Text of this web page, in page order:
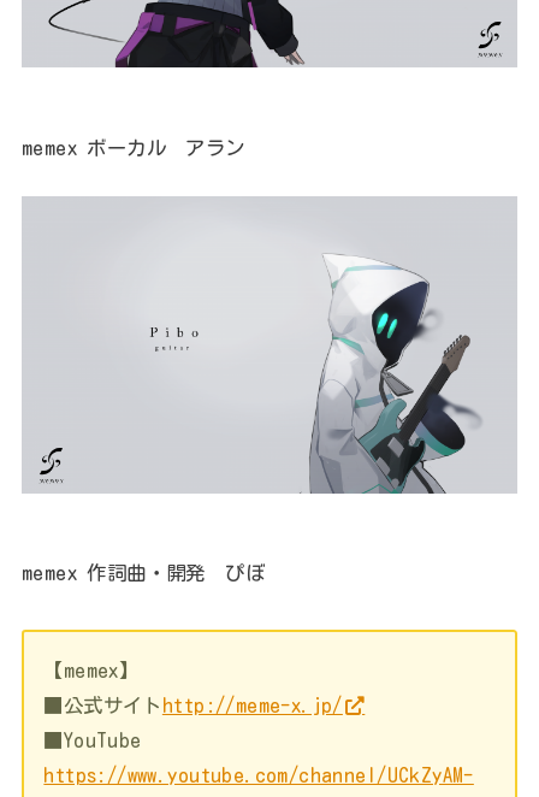
memex ボーカル アラン
memex 作詞曲・開発 ぴぼ
【memex】
■公式サイト http://meme-x.jp/
■YouTube
https://www.youtube.com/channel/UCkZyAM-